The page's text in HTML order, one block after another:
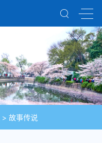
> 故事传说